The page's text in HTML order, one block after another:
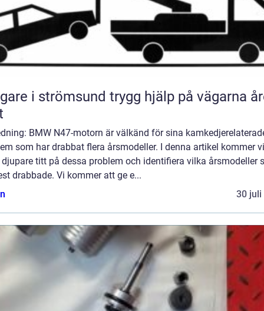
strömsund trygg hjälp på vägarna året
BMW N47-motorn är välkänd för sina
som har drabbat flera årsmodeller. I denna artikel kommer
djupare titt på dessa problem och identifiera vilka årsmodeller
drabbade. Vi kommer att ge e...
30 juli